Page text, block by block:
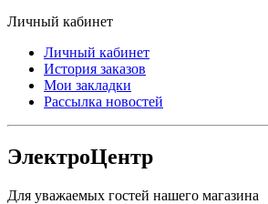
Личный кабинет
Личный кабинет
История заказов
Мои закладки
Рассылка новостей
ЭлектроЦентр
Для уважаемых гостей нашего магазина